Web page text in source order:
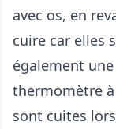
avec os, en
cuire car elles
également
thermomètre
sont cuites